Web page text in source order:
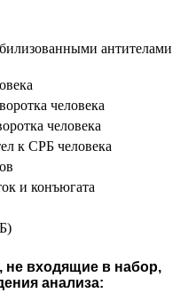
антителами
человека
человека
к СРБ человека
и конъюгата
не входящие в набор,
анализа: